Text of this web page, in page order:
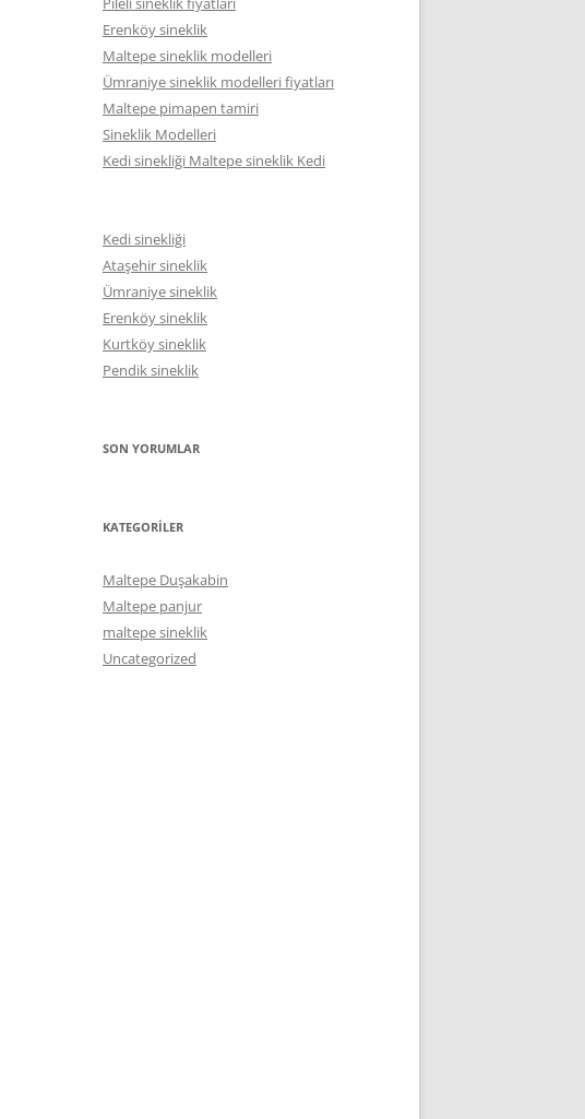
Erenköy sineklik
Maltepe sineklik modelleri
Ümraniye sineklik modelleri fiyatları
Maltepe pimapen tamiri
Sineklik Modelleri
Kedi sinekliği Maltepe sineklik Kedi
Kedi sinekliği
Ataşehir sineklik
Ümraniye sineklik
Erenköy sineklik
Kurtköy sineklik
Pendik sineklik
SON YORUMLAR
KATEGORILER
Maltepe Duşakabin
Maltepe panjur
maltepe sineklik
Uncategorized